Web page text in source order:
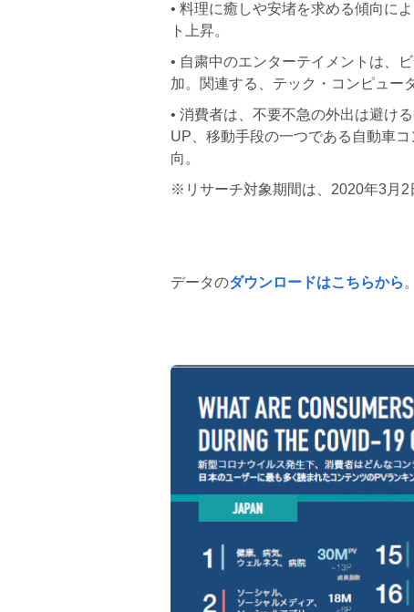
• 料理に癒しや安堵を求める傾向に
ト上昇。
• ⾃粛中のエンターテイメントは、
加。関連する、テック・コンピュー
• 消費者は、不要不急の外出は避け
UP、移動⼿段の⼀つである⾃動⾞
向。
※リサーチ対象期間は、2020年3⽉2
データのダウンロードはこちらから 。